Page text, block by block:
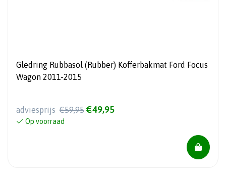
Gledring Rubbasol (Rubber) Kofferbakmat Ford Focus
Wagon 2011-2015
adviesprijs €59,95 €49,95
Op voorraad